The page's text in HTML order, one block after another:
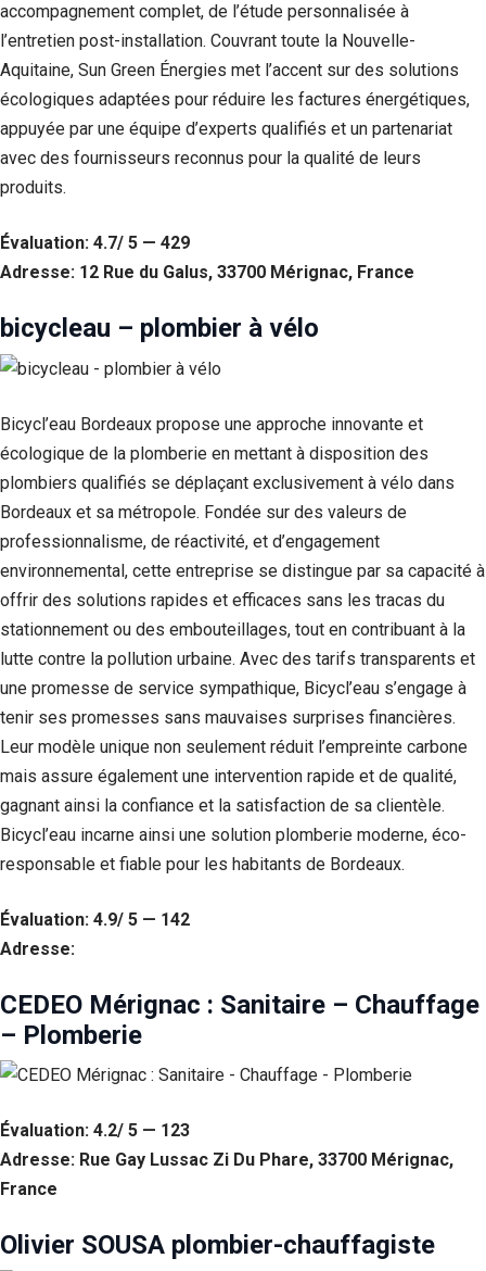
accompagnement complet, de l’étude personnalisée à
l’entretien post-installation. Couvrant toute la Nouvelle-
Aquitaine, Sun Green Énergies met l’accent sur des solutions
écologiques adaptées pour réduire les factures énergétiques,
appuyée par une équipe d’experts qualifiés et un partenariat
avec des fournisseurs reconnus pour la qualité de leurs
produits.
Évaluation: 4.7/ 5 — 429
Adresse: 12 Rue du Galus, 33700 Mérignac, France
bicycleau – plombier à vélo
Bicycl’eau Bordeaux propose une approche innovante et
écologique de la plomberie en mettant à disposition des
plombiers qualifiés se déplaçant exclusivement à vélo dans
Bordeaux et sa métropole. Fondée sur des valeurs de
professionnalisme, de réactivité, et d’engagement
environnemental, cette entreprise se distingue par sa capacité à
offrir des solutions rapides et efficaces sans les tracas du
stationnement ou des embouteillages, tout en contribuant à la
lutte contre la pollution urbaine. Avec des tarifs transparents et
une promesse de service sympathique, Bicycl’eau s’engage à
tenir ses promesses sans mauvaises surprises financières.
Leur modèle unique non seulement réduit l’empreinte carbone
mais assure également une intervention rapide et de qualité,
gagnant ainsi la confiance et la satisfaction de sa clientèle.
Bicycl’eau incarne ainsi une solution plomberie moderne, éco-
responsable et fiable pour les habitants de Bordeaux.
Évaluation: 4.9/ 5 — 142
Adresse:
CEDEO Mérignac : Sanitaire – Chauffage
– Plomberie
Évaluation: 4.2/ 5 — 123
Adresse: Rue Gay Lussac Zi Du Phare, 33700 Mérignac,
France
Olivier SOUSA plombier-chauffagiste
Nécessaire
sont pas
facultatifs. Ils
sont
nécessaires au
du site Web.